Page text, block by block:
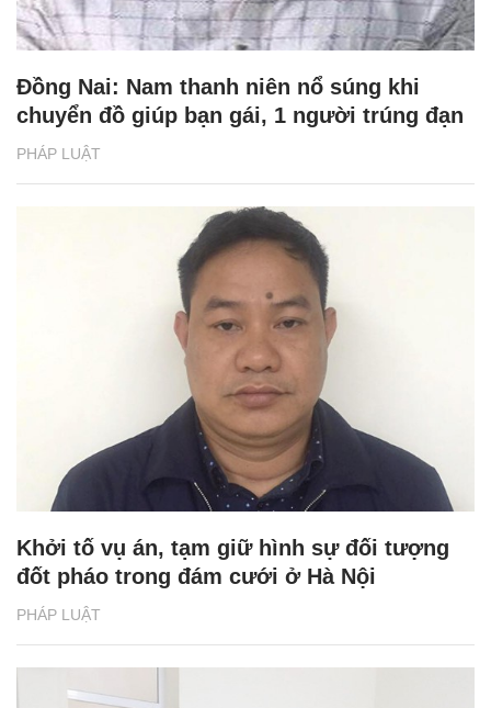
PHÁP LUẬT
Đồng Nai: Nam thanh niên nổ súng khi
chuyển đồ giúp bạn gái, 1 người trúng đạn
PHÁP LUẬT
Khởi tố vụ án, tạm giữ hình sự đối tượng
đốt pháo trong đám cưới ở Hà Nội